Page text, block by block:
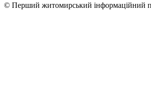
© Перший житомирський інформаційний